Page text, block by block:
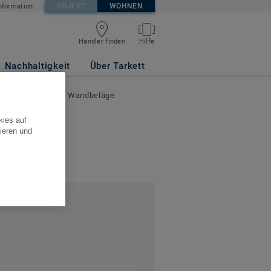
OBJEKT WOHNEN
Händler finden Hilfe
Nachhaltigkeit Über Tarkett
Bodenbeläge - Wandbeläge
auf
und